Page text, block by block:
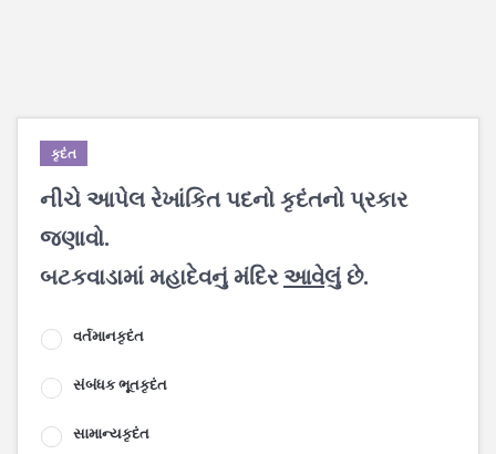
કૃદંત
નીચે આપેલ રેખાંકિત પદનો કૃદંતનો પ્રકાર
જણાવો.
બટકવાડામાં મહાદેવનું મંદિરઆવેલુંછે.
વર્તમાનકૃદંત
સંબંધક ભૂતકૃદંત
સામાન્યકૃદંત